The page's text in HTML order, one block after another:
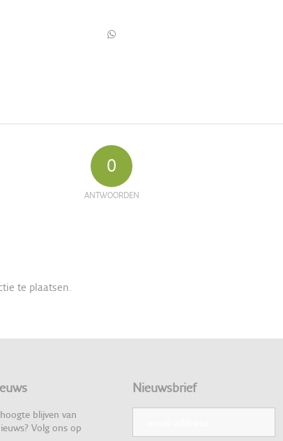
0
ANTWOORDEN
te plaatsen.
blijven van
Volg ons op
Nieuwsbrief